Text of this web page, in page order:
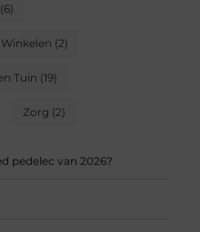
(6)
Winkelen (2)
Tuin (19)
Zorg (2)
pedelec van 2026?